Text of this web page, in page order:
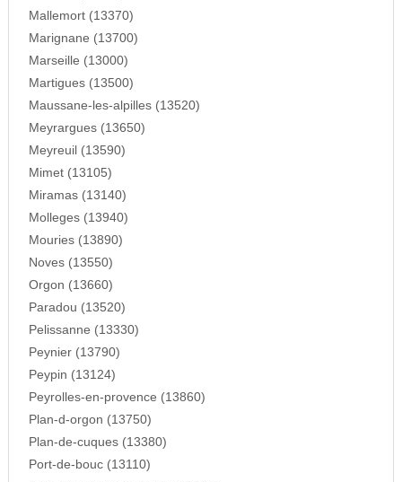
Mallemort (13370)
Marignane (13700)
Marseille (13000)
Martigues (13500)
Maussane-les-alpilles (13520)
Meyrargues (13650)
Meyreuil (13590)
Mimet (13105)
Miramas (13140)
Molleges (13940)
Mouries (13890)
Noves (13550)
Orgon (13660)
Paradou (13520)
Pelissanne (13330)
Peynier (13790)
Peypin (13124)
Peyrolles-en-provence (13860)
Plan-d-orgon (13750)
Plan-de-cuques (13380)
Port-de-bouc (13110)